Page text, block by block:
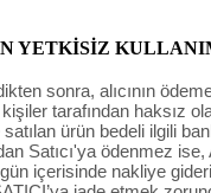
YETKİSİZ
sonra, alıcının
tarafından haksız
ürün bedeli ilgili
Satıcı'ya ödenmez ise,
içerisinde nakliye